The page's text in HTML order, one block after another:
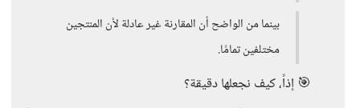
بينما من الواضح أن المقارنة غير عادلة لأن المنتجين
مختلفين تمامًا.
🎯 إذاً، كيف نجعلها دقيقة؟